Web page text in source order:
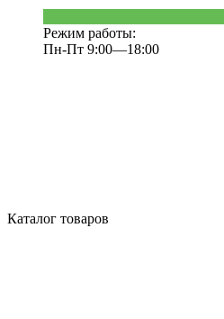
Режим работы:
Пн-Пт 9:00—18:00
Каталог товаров